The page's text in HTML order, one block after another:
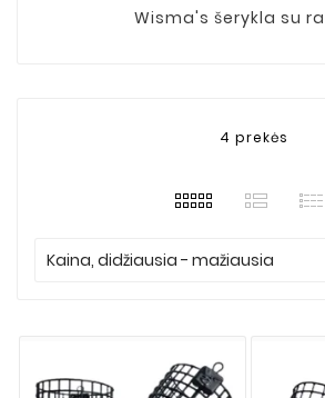
Wisma's šerykla su
4 prekės
Kaina, didžiausia - mažiausia